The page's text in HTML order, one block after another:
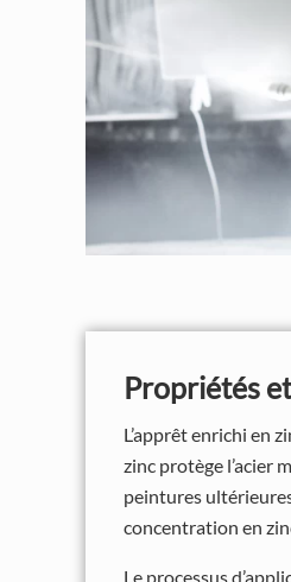
Propriétés
L’apprêt enrichi en
zinc protège l’acier
peintures
concentration en
Le processus